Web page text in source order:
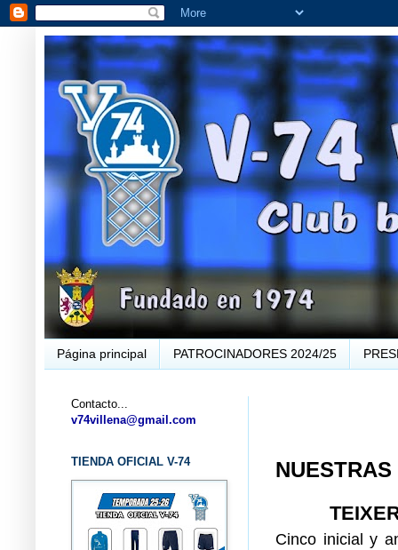
Página principal PATROCINADORES 2024/25
Cinco inicial y
Contacto...
v74villena@gmail.com
TIENDA OFICIAL V-74